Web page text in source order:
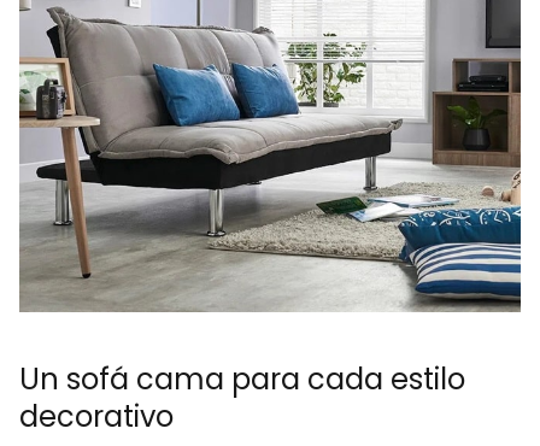
Un sofá cama para cada estilo
decorativo